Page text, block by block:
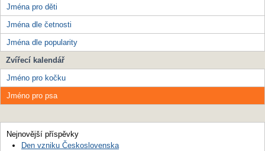
Jména pro děti
Jména dle četnosti
Jména dle popularity
Zvířecí kalendář
Jméno pro kočku
Jméno pro psa
Nejnovější příspěvky
Den vzniku Československa